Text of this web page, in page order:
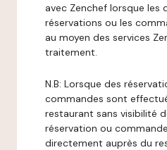
avec Zenchef lorsque les
réservations ou les
au moyen des services
traitement.
N.B: Lorsque des
commandes sont
restaurant sans visibilité
réservation ou
directement auprès du